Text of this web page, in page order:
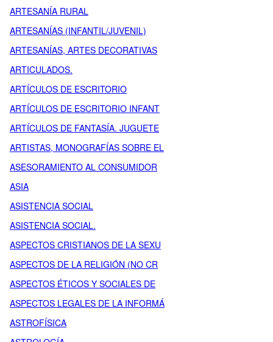
ARTESANÍA RURAL
ARTESANÍAS (INFANTIL/JUVENIL)
ARTESANÍAS, ARTES DECORATIVAS
ARTICULADOS.
ARTÍCULOS DE ESCRITORIO
ARTÍCULOS DE ESCRITORIO INFANT
ARTÍCULOS DE FANTASÍA. JUGUETE
ARTISTAS, MONOGRAFÍAS SOBRE EL
ASESORAMIENTO AL CONSUMIDOR
ASIA
ASISTENCIA SOCIAL
ASISTENCIA SOCIAL.
ASPECTOS CRISTIANOS DE LA SEXU
ASPECTOS DE LA RELIGIÓN (NO CR
ASPECTOS ÉTICOS Y SOCIALES DE
ASPECTOS LEGALES DE LA INFORMÁ
ASTROFÍSICA